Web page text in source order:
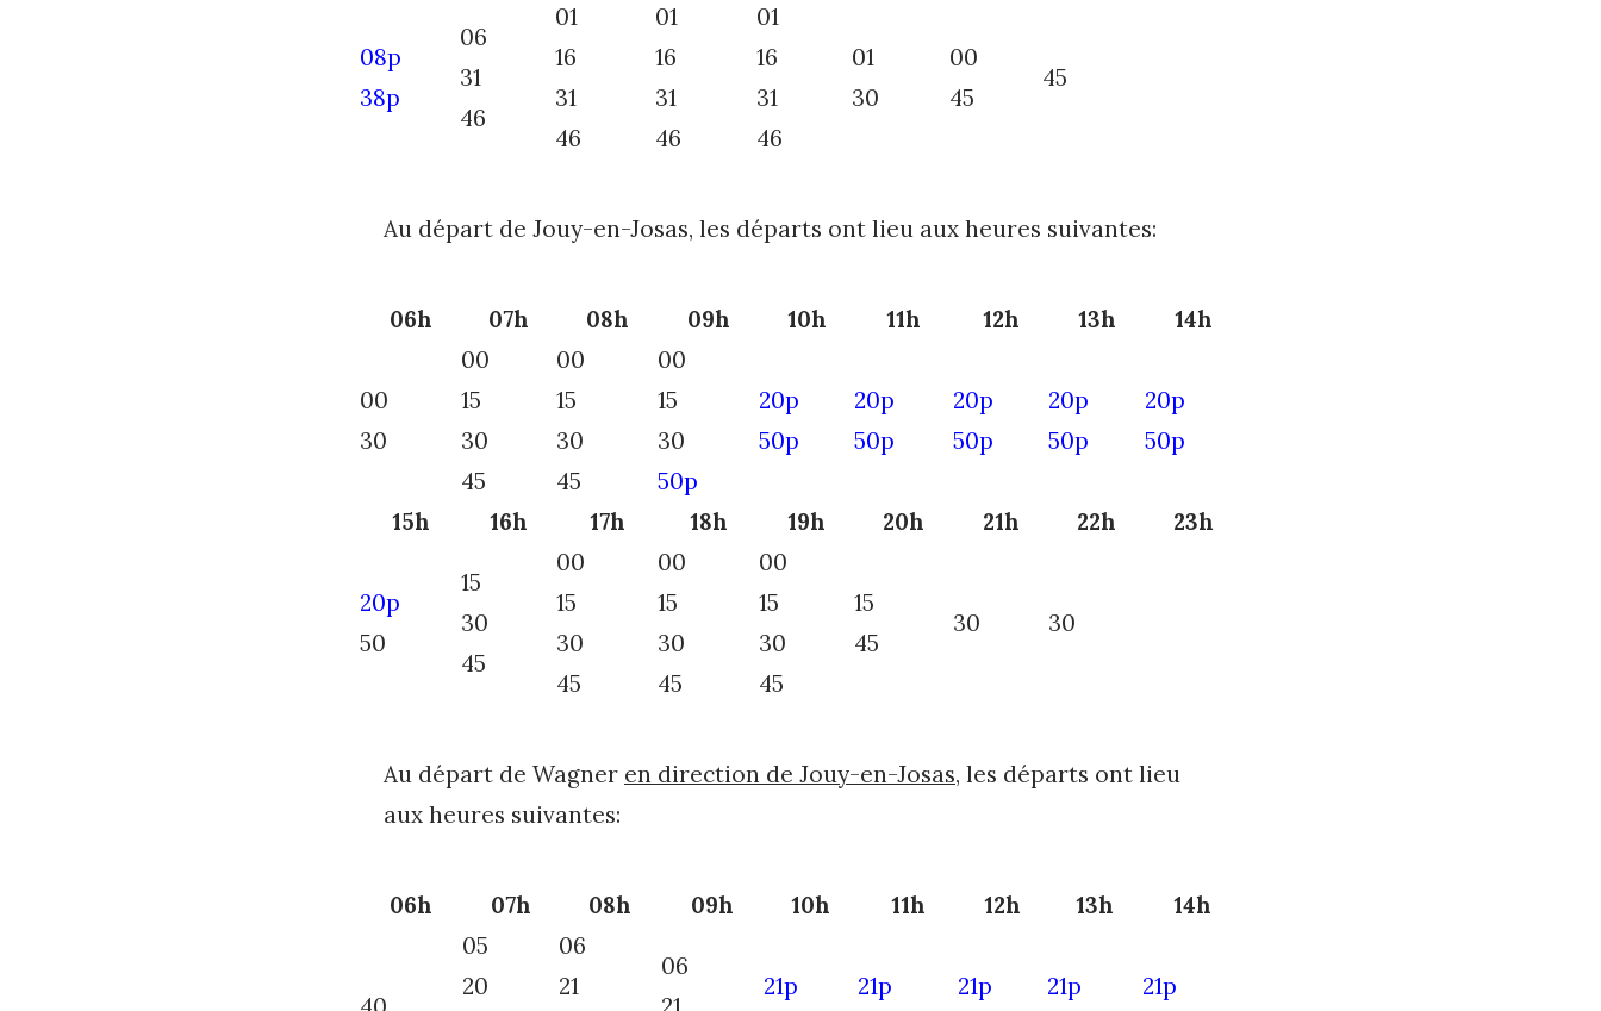
08p
38p
06
31
46
01
16
31
46
01
16
31
46
01
16
31
46
01
30
00
45
45
Au départ de Jouy-en-Josas, les départs ont lieu aux heures suivantes:
06h 07h 08h 09h 10h 11h 12h 13h 14h
00
30
00
15
30
45
00
15
30
45
00
15
30
50p
20p
50p
20p
50p
20p
50p
20p
50p
20p
50p
15h 16h 17h 18h 19h 20h 21h 22h 23h
20p
50
15
30
45
00
15
30
45
00
15
30
45
00
15
30
45
15
45
30 30
Au départ de Wagner en direction de Jouy-en-Josas, les départs ont lieu
aux heures suivantes:
06h 07h 08h 09h 10h 11h 12h 13h 14h
05
20
06
21
06
21p 21p 21p 21p 21p